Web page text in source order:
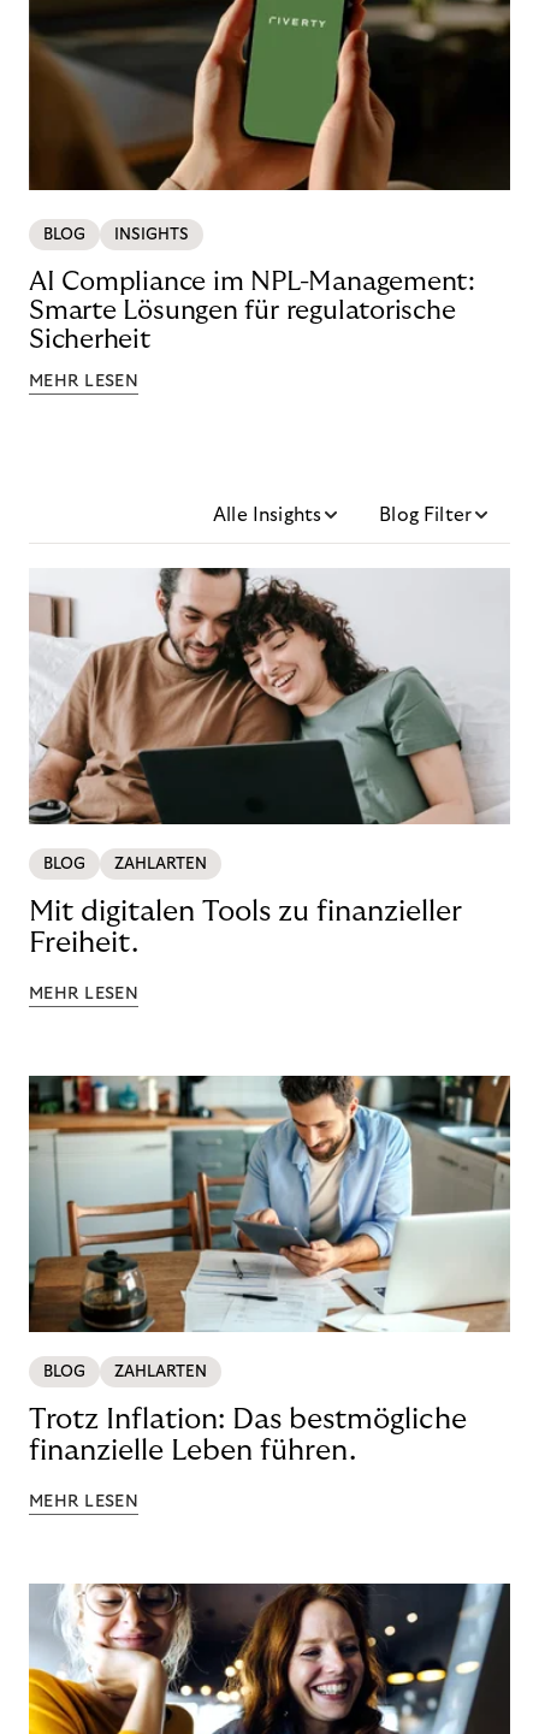
BLOG INSIGHTS
AI Compliance im NPL-Management:
Smarte Lösungen für regulatorische
Sicherheit
MEHR LESEN
Alle Insights Blog Filter
BLOG ZAHLARTEN
Mit digitalen Tools zu finanzieller
Freiheit.
MEHR LESEN
BLOG ZAHLARTEN
Trotz Inflation: Das bestmögliche
finanzielle Leben führen.
MEHR LESEN